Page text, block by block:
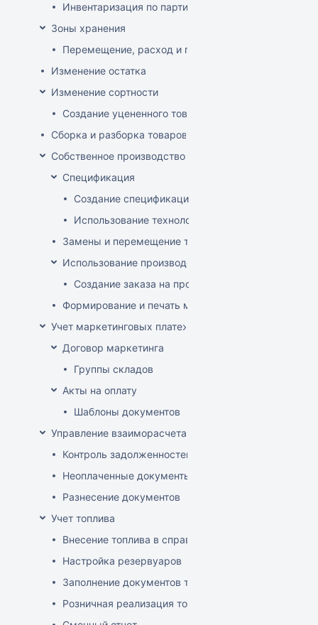
Инвентаризация по партиям
Зоны хранения
Перемещение, расход и приход на зону хранения
Изменение остатка
Изменение сортности
Создание уцененного товара
Сборка и разборка товаров
Собственное производство
Спецификация
Создание спецификации
Использование технологий
Замены и перемещение товаров в
Использование производственного заказа
Создание заказа на производство изделия
Формирование и печать меню кафе
Учет маркетинговых платежей
Договор маркетинга
Группы складов
Акты на оплату
Шаблоны документов
Управление взаиморасчетами
Контроль задолженностей
Неоплаченные документы
Разнесение документов
Учет топлива
Внесение топлива в справочник товаров
Настройка резервуаров
Заполнение документов товародвижения
Розничная реализация топлива